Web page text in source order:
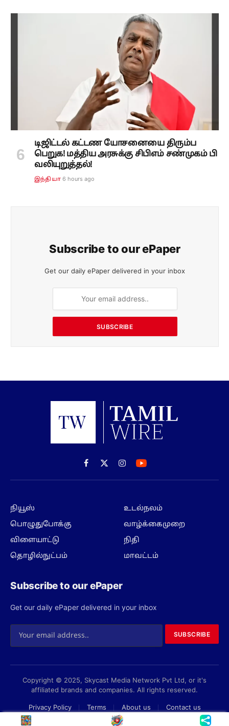
டிஜிட்டல் கட்டண யோசனையை திரும்ப
பெறுக! மத்திய அரசுக்கு சிபிஎம் சண்முகம் பி
வலியுறுத்தல்!
இந்தியா 6 hours ago
Subscribe to our ePaper
Get our daily ePaper delivered in your inbox
SUBSCRIBE
Facebook
X
(Twitter)
Instagram
நியூஸ்
பொழுதுபோக்கு
விளையாட்டு
தொழில்நுட்பம்
உடல்நலம்
வாழ்க்கைமுறை
நிதி
மாவட்டம்
Subscribe to our ePaper
Get our daily ePaper delivered in your inbox
SUBSCRIBE
Copyright © 2025, Skycast Media Network Pvt Ltd, or it's
affiliated brands and companies. All rights reserved.
Privacy Policy Terms About us Contact us